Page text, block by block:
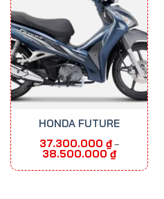
HONDA FUTURE
37.300.000 ₫ –
38.500.000₫Khoảng
giá:
37.300.000 ₫